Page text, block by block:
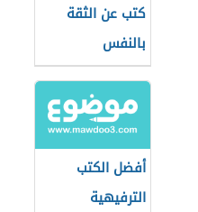
كتب عن الثقة
بالنفس
أفضل الكتب
الترفيهية